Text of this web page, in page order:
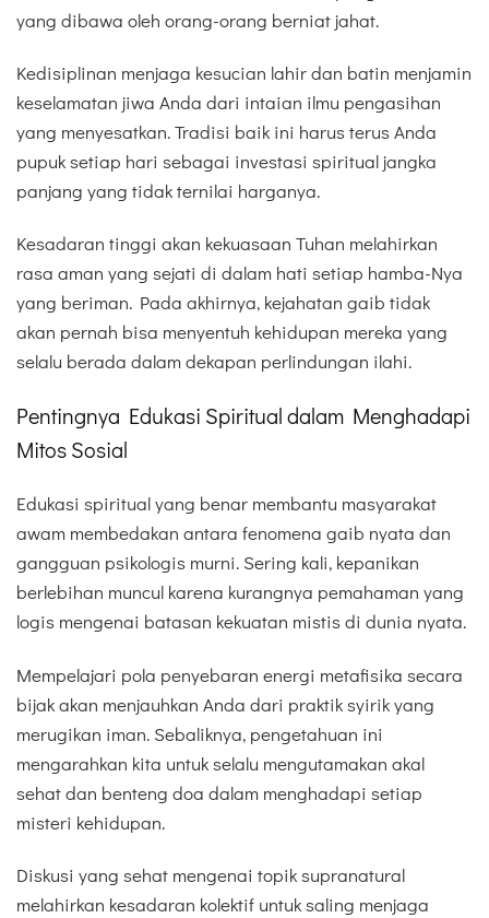
yang dibawa oleh orang-orang berniat jahat.
Kedisiplinan menjaga kesucian lahir dan batin menjamin
keselamatan jiwa Anda dari intaian ilmu pengasihan
yang menyesatkan. Tradisi baik ini harus terus Anda
pupuk setiap hari sebagai investasi spiritual jangka
panjang yang tidak ternilai harganya.
Kesadaran tinggi akan kekuasaan Tuhan melahirkan
rasa aman yang sejati di dalam hati setiap hamba-Nya
yang beriman. Pada akhirnya, kejahatan gaib tidak
akan pernah bisa menyentuh kehidupan mereka yang
selalu berada dalam dekapan perlindungan ilahi.
Pentingnya Edukasi Spiritual dalam Menghadapi
Mitos Sosial
Edukasi spiritual yang benar membantu masyarakat
awam membedakan antara fenomena gaib nyata dan
gangguan psikologis murni. Sering kali, kepanikan
berlebihan muncul karena kurangnya pemahaman yang
logis mengenai batasan kekuatan mistis di dunia nyata.
Mempelajari pola penyebaran energi metafisika secara
bijak akan menjauhkan Anda dari praktik syirik yang
merugikan iman. Sebaliknya, pengetahuan ini
mengarahkan kita untuk selalu mengutamakan akal
sehat dan benteng doa dalam menghadapi setiap
misteri kehidupan.
Diskusi yang sehat mengenai topik supranatural
melahirkan kesadaran kolektif untuk saling menjaga